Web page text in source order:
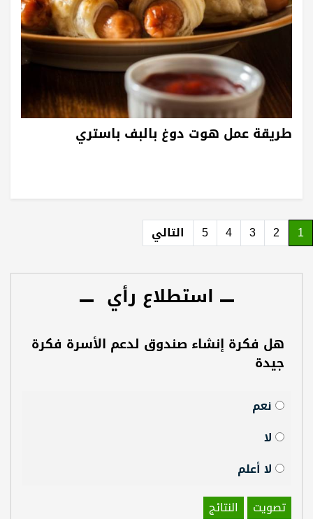
طريقة عمل هوت دوغ بالبف باستري
1
2
3
4
5 التالي
استطلاع رأي
هل فكرة إنشاء صندوق لدعم الأسرة فكرة
جيدة
نعم
لا
لا أعلم
تصويت
النتائج